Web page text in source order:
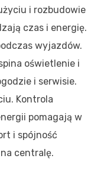
i rozbudowie
czas i energię.
wyjazdów.
oświetlenie i
i serwisie.
Kontrola
pomagają w
i spójność
centralę.